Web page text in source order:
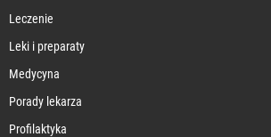
Leczenie
Leki i preparaty
Medycyna
Porady lekarza
Profilaktyka